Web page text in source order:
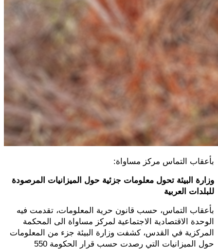
بأعقاب التماس مركز مساواة:
وزارة البيئة تحول معلومات جزئية حول الميزانيات المرصودة
للبلدات العربية
بأعقاب التماس، حسب قانون حرية المعلومات، تقدمت فيه
الوحدة الاقتصادية الاجتماعية لمركز مساواة الى المحكمة
المركزية في القدس، كشفت وزارة البيئة جزء من المعلومات
حول الميزانيات التي رصدت حسب قرار الحكومة 550